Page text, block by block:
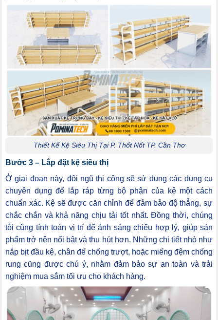
Thiết Kế Kệ Siêu Thị Tại P. Thốt Nốt TP. Cần Thơ
Bước 3 – Lắp đặt kệ siêu thị
Ở giai đoạn này, đội ngũ thi công sẽ sử dụng các dụng cụ
chuyên dụng để lắp ráp từng bộ phận của kệ một cách
chuẩn xác. Kệ sẽ được căn chỉnh để đảm bảo độ thẳng, sự
chắc chắn và khả năng chịu tải tốt nhất. Đồng thời, chúng
tôi cũng tính toán vị trí để ánh sáng chiếu hợp lý, giúp sản
phẩm trở nên nổi bật và thu hút hơn. Những chi tiết nhỏ như
nắp bịt đầu kệ, chân đế chống trượt, hoặc miếng đệm chống
rung cũng được chú ý, nhằm đảm bảo sự an toàn và trải
nghiệm mua sắm tối ưu cho khách hàng.